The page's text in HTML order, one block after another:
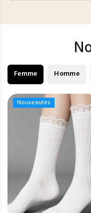
Femme Homme
Nouveautés
Nouveautés